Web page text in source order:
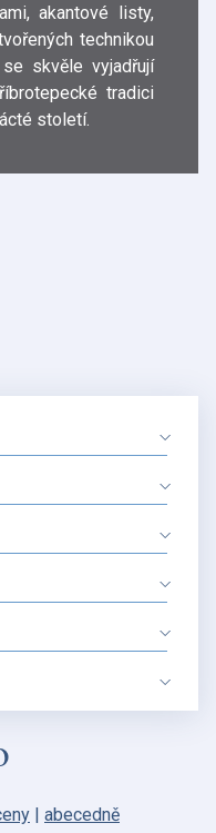
akantové listy,
technikou
skvěle vyjadřují
tradici
století.
| abecedně